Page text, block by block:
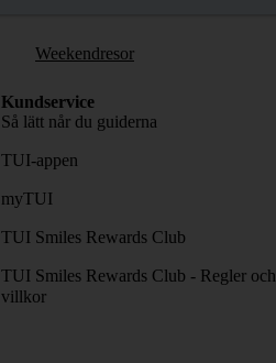
Weekendresor
Kundservice
Så lätt når du guiderna
TUI-appen
myTUI
TUI Smiles Rewards Club
TUI Smiles Rewards Club - Regler och
villkor